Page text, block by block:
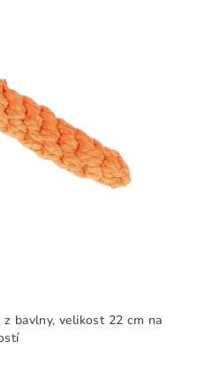
bavlny, velikost 22 cm na